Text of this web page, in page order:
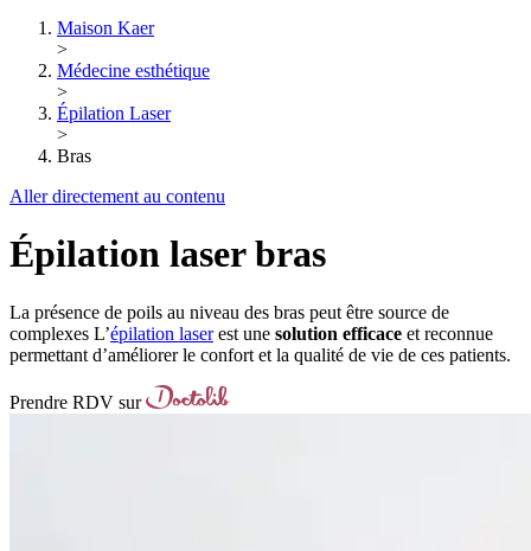
Maison Kaer
>
Médecine esthétique
>
Épilation Laser
>
Bras
Aller directement au contenu
Épilation laser bras
La présence de poils au niveau des bras peut être source de
complexes L’épilation laserest une solution efficace et reconnue
permettant d’améliorer le confort et la qualité de vie de ces patients.
Prendre RDV sur